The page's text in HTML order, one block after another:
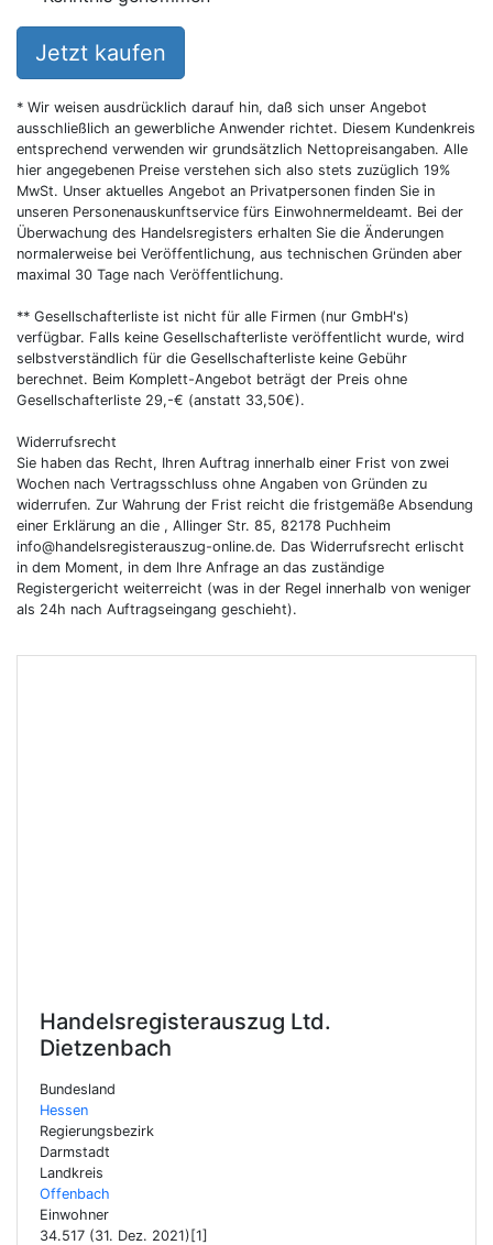
Handelsregisterauszug Ltd.
Dietzenbach
Bundesland
Hessen
Regierungsbezirk
Darmstadt
Landkreis
Offenbach
Einwohner
34.517 (31. Dez. 2021)[1]
Jetzt kaufen
* Wir weisen ausdrücklich darauf hin, daß sich unser Angebot
ausschließlich an gewerbliche Anwender richtet. Diesem Kundenkreis
entsprechend verwenden wir grundsätzlich Nettopreisangaben. Alle
hier angegebenen Preise verstehen sich also stets zuzüglich 19%
MwSt. Unser aktuelles Angebot an Privatpersonen finden Sie in
unseren Personenauskunftservice fürs Einwohnermeldeamt. Bei der
Überwachung des Handelsregisters erhalten Sie die Änderungen
normalerweise bei Veröffentlichung, aus technischen Gründen aber
maximal 30 Tage nach Veröffentlichung.
** Gesellschafterliste ist nicht für alle Firmen (nur GmbH's)
verfügbar. Falls keine Gesellschafterliste veröffentlicht wurde, wird
selbstverständlich für die Gesellschafterliste keine Gebühr
berechnet. Beim Komplett-Angebot beträgt der Preis ohne
Gesellschafterliste 29,-€ (anstatt 33,50€).
Widerrufsrecht
Sie haben das Recht, Ihren Auftrag innerhalb einer Frist von zwei
Wochen nach Vertragsschluss ohne Angaben von Gründen zu
widerrufen. Zur Wahrung der Frist reicht die fristgemäße Absendung
einer Erklärung an die , Allinger Str. 85, 82178 Puchheim
info@handelsregisterauszug-online.de. Das Widerrufsrecht erlischt
in dem Moment, in dem Ihre Anfrage an das zuständige
Registergericht weiterreicht (was in der Regel innerhalb von weniger
als 24h nach Auftragseingang geschieht).